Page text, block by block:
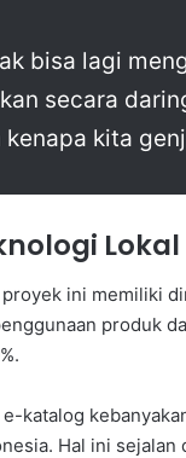
bisa lagi
secara
kita
Lokal
ini memiliki
produk
katalog
Hal ini